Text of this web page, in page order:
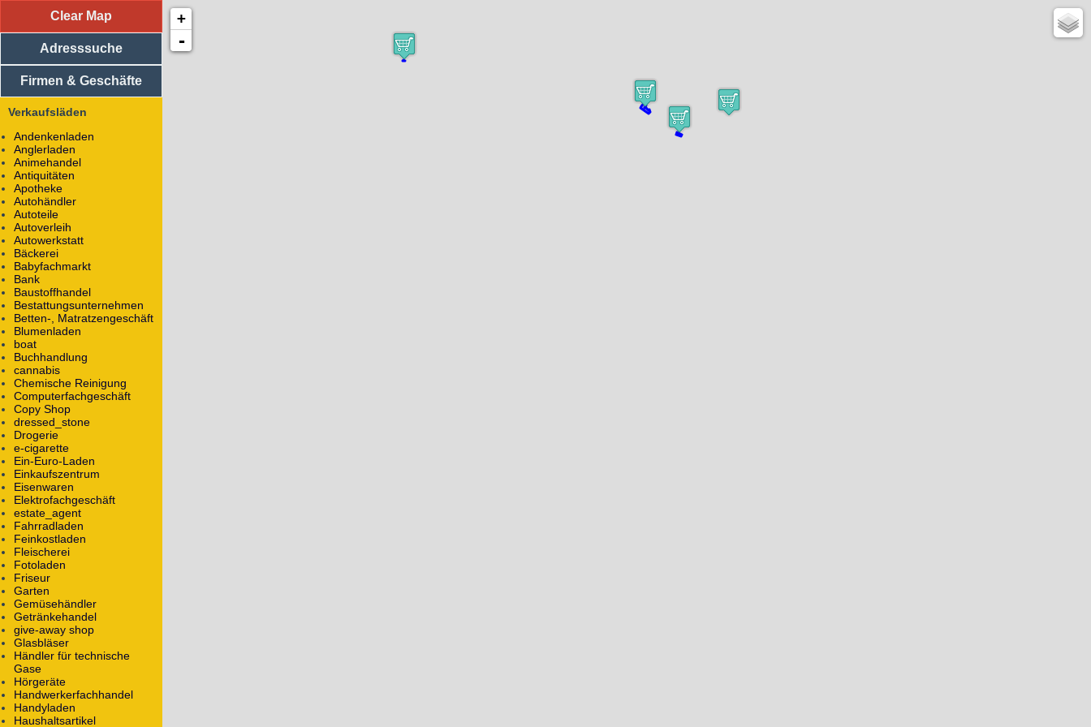
Adresssuche
Vereine
Medizinische Einrichtungen
Religiöse Einrichtungen
Sportliche Einrichtungen
Einkaufsläden
Carl-Zeiß-Platz 15
07743
Theater
Wikipedia:
Freilichtbühne
Auf dem Forst 99
07745 Jena
Theater
Alle Objekte mit dem Namen
Schillergäßchen 1
07745 Jena
Theater, Sehenswürdigkeit
WWW:
Wikipedia:
Alle Objekte mit dem Namen
Theater
07743
Theater
WWW:kurz-und-kleinkunst.de/
Alle Objekte mit dem Namen
Handwerker / Dienstleister
Firmen
Clear Map
Adresssuche
Firmen & Geschäfte
Verkaufsläden
Andenkenladen
Anglerladen
Animehandel
Antiquitäten
Apotheke
Autohändler
Autoteile
Autoverleih
Autowerkstatt
Bäckerei
Babyfachmarkt
Bank
Baustoffhandel
Bestattungsunternehmen
Betten-, Matratzengeschäft
Blumenladen
boat
Buchhandlung
cannabis
Chemische Reinigung
Computerfachgeschäft
Copy Shop
dressed_stone
Drogerie
e-cigarette
Ein-Euro-Laden
Einkaufszentrum
Eisenwaren
Elektrofachgeschäft
estate_agent
Fahrradladen
Feinkostladen
Fleischerei
Fotoladen
Friseur
Garten
Gemüsehändler
Getränkehandel
give-away shop
Glasbläser
Händler für technische
Gase
Hörgeräte
Handwerkerfachhandel
Handyladen
Haushaltsartikel
+
-